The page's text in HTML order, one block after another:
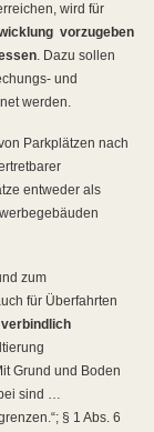
wird für
vorzugeben
. Dazu sollen
und
werden.
Parkplätzen nach
entweder als
zum
für Überfahrten
verbindlich
Grund und Boden
sind …
§ 1 Abs. 6